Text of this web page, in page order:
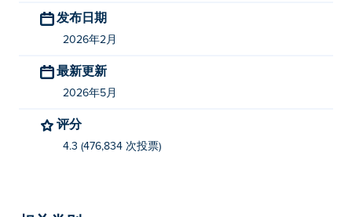
如何免费玩《霓虹挑战传奇》？
我可以在手机和电脑上玩《霓虹挑战传奇》吗？
霓虹挑战传奇可以在电脑和移动设备（如手机和平板电
脑）上玩。
发布日期
2026年2月
最新更新
2026年5月
评分
4.3 (476,834 次投票)